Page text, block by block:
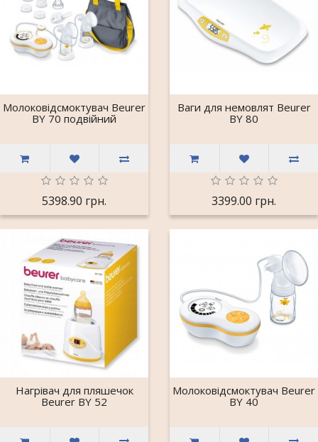
Молоковідсмоктувач Beurer
BY 70 подвійний
5398.90 грн.
Ваги для немовлят Beurer
BY 80
3399.00 грн.
Нагрівач для пляшечок
Beurer BY 52
Молоковідсмоктувач Beurer
BY 40